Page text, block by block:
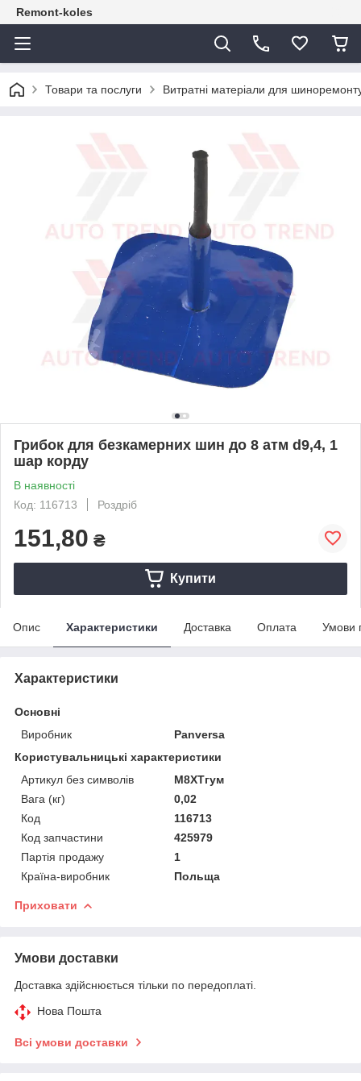
Remont-koles
Товари та послуги Витратні матеріали для
Грибок для безкамерних шин до 8 атм d9,4, 1
шар корду
В наявності
Код: 116713
Роздріб
151,80 ₴
Купити
Опис Характеристики Доставка Оплата Умови
Характеристики
Основні
Виробник
Panversa
Користувальницькі характеристики
Артикул без символів
M8XTгум
Вага (кг)
0,02
Код
116713
Код запчастини
425979
Партія продажу
1
Країна-виробник
Польща
Приховати
Умови доставки
Доставка здійснюється тільки по передоплаті.
Нова Пошта
Всі умови доставки